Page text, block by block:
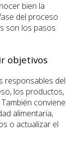
bien la
del proceso
son los pasos
objetivos
responsables del
los productos,
conviene
alimentaria,
o actualizar el